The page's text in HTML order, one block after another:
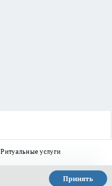
Ритуальные услуги
Принять